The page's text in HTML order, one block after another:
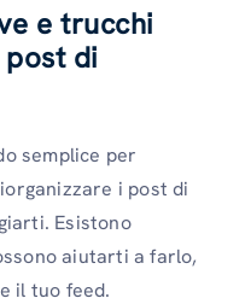
e trucchi
di
semplice per
i post di
Esistono
aiutarti a farlo,
il tuo feed.